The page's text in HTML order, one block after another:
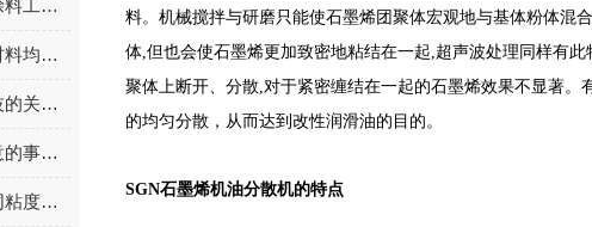
纳米分散机在化妆品与涂料工业中的应用
纳米分散机是实现纳米材料均匀分散的关键设备
纳米分散机驱动纳米科技的关键设备
纳米分散机使用时要注意的事项有以下几点
高剪切分散机可以对不同粘度的物料进行加工
料。机械搅拌与研磨只能使石墨烯团聚体宏观地与基体粉体混
体,但也会使石墨烯更加致密地粘结在一起,超声波处理同样有
聚体上断开、分散,对于紧密缠结在一起的石墨烯效果不显著
的均匀分散，从而达到改性润滑油的目的。
SGN石墨烯机油分散机的特点